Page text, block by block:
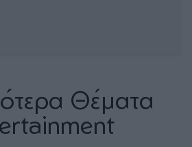
Θέματα